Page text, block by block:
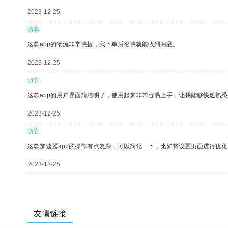
2023-12-25
游客
这款app的物流非常快捷，我下单后很快就能收到商品。
2023-12-25
游客
这款app的用户界面简洁明了，使用起来非常容易上手，让我能够快速熟悉
2023-12-25
游客
这款加速器app的操作有点复杂，可以简化一下，比如将设置页面进行优化
2023-12-25
友情链接